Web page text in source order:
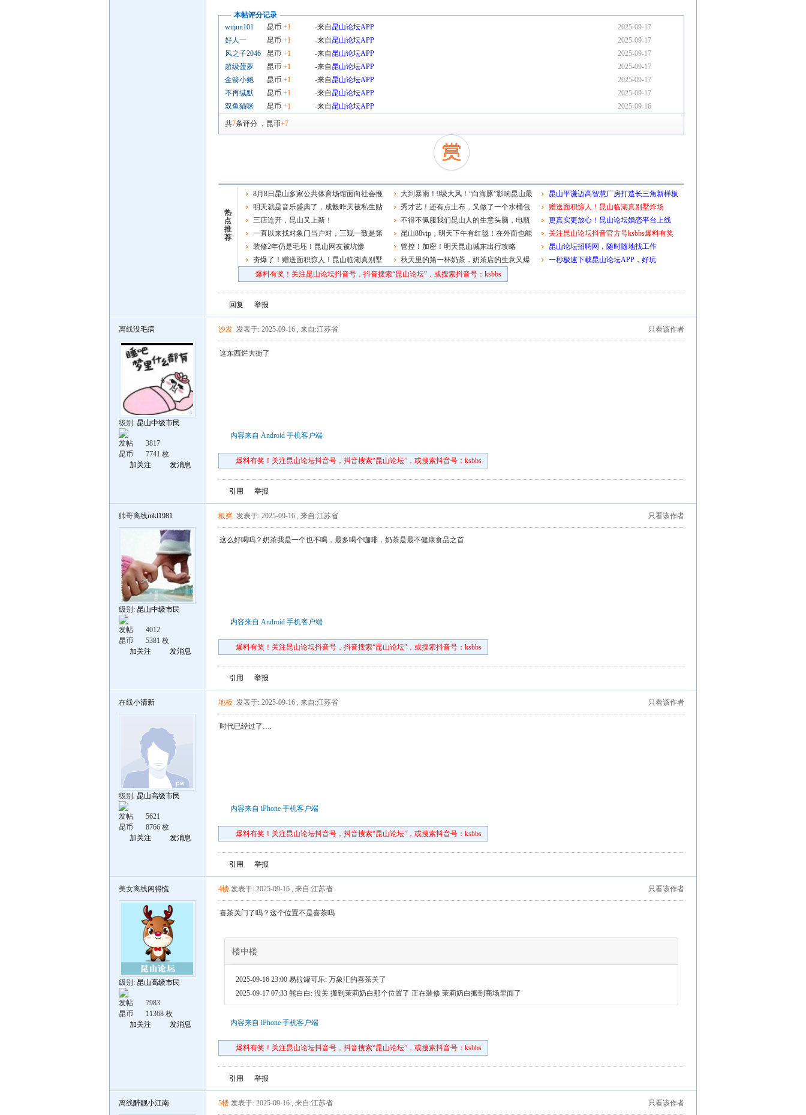
本帖评分记录
wujun101
昆币 +1 -来自 昆山论坛APP
2025-09-17
好人一
昆币 +1 -来自 昆山论坛APP
2025-09-17
风之子2046
昆币 +1 -来自 昆山论坛APP
2025-09-17
超级菠萝
昆币 +1 -来自 昆山论坛APP
2025-09-17
金箭小鲍
昆币 +1 -来自 昆山论坛APP
2025-09-17
不再缄默
昆币 +1 -来自 昆山论坛APP
2025-09-17
双鱼猫咪
昆币 +1 -来自 昆山论坛APP 2025-09-16
共7条评分 ， 昆币+7
热
点
推
荐
8月8日昆山多家公共体育场馆面向社会推
出免费开放服务
明天就是音乐盛典了，成毅昨天被私生贴
车了，大家一定要理智追星啊！
三店连开，昆山又上新！
一直以来找对象门当户对，三观一致是第
一重要！
装修2年仍是毛坯！昆山网友被坑惨
夯爆了！赠送面积惊人！昆山临湖真别墅
炸场
大到暴雨！9级大风！“白海豚”影响昆山最
强时段在……
秀才艺！还有点土布，又做了一个水桶包
不得不佩服我们昆山人的生意头脑，电瓶
车接送业务都被想到了
昆山88vip，明天下午有红毯！在外面也能
看到吗？！
管控！加密！明天昆山城东出行攻略
秋天里的第一杯奶茶，奶茶店的生意又爆
了
昆山平谦迈高智慧厂房打造长三角新样板
赠送面积惊人！昆山临湖真别墅炸场
更真实更放心！昆山论坛婚恋平台上线
关注昆山论坛抖音官方号ksbbs爆料有奖
昆山论坛招聘网，随时随地找工作
一秒极速下载昆山论坛APP，好玩
爆料有奖！关注昆山论坛抖音号，抖音搜索“昆山论坛”，或搜索抖音号：ksbbs
回复 举报
离线没毛病
级别: 昆山中级市民
发帖
3817
昆币
7741 枚
加关注
发消息
只看该作者
沙发 发表于: 2025-09-16 , 来自:江苏省
这东西烂大街了
内容来自 Android 手机客户端
爆料有奖！关注昆山论坛抖音号，抖音搜索“昆山论坛”，或搜索抖音号：ksbbs
引用 举报
帅哥离线mkl1981
级别: 昆山中级市民
发帖
4012
昆币
5381 枚
加关注
发消息
只看该作者
板凳 发表于: 2025-09-16 , 来自:江苏省
这么好喝吗？奶茶我是一个也不喝，最多喝个咖啡，奶茶是最不健康食品之首
内容来自 Android 手机客户端
爆料有奖！关注昆山论坛抖音号，抖音搜索“昆山论坛”，或搜索抖音号：ksbbs
引用 举报
在线小清新
级别: 昆山高级市民
发帖
5621
昆币
8766 枚
加关注
发消息
只看该作者
地板 发表于: 2025-09-16 , 来自:江苏省
时代已经过了….
内容来自 iPhone 手机客户端
爆料有奖！关注昆山论坛抖音号，抖音搜索“昆山论坛”，或搜索抖音号：ksbbs
引用 举报
美女离线闲得慌
级别: 昆山高级市民
发帖
7983
昆币
11368 枚
加关注
发消息
只看该作者
4楼 发表于: 2025-09-16 , 来自:江苏省
喜茶关门了吗？这个位置不是喜茶吗
楼中楼
2025-09-16 23:00 易拉罐可乐: 万象汇的喜茶关了
2025-09-17 07:33 熊白白: 没关 搬到茉莉奶白那个位置了 正在装修 茉莉奶白搬到商场里面了
内容来自 iPhone 手机客户端
爆料有奖！关注昆山论坛抖音号，抖音搜索“昆山论坛”，或搜索抖音号：ksbbs
引用 举报
离线醉靓小江南 只看该作者
5楼 发表于: 2025-09-16 , 来自:江苏省